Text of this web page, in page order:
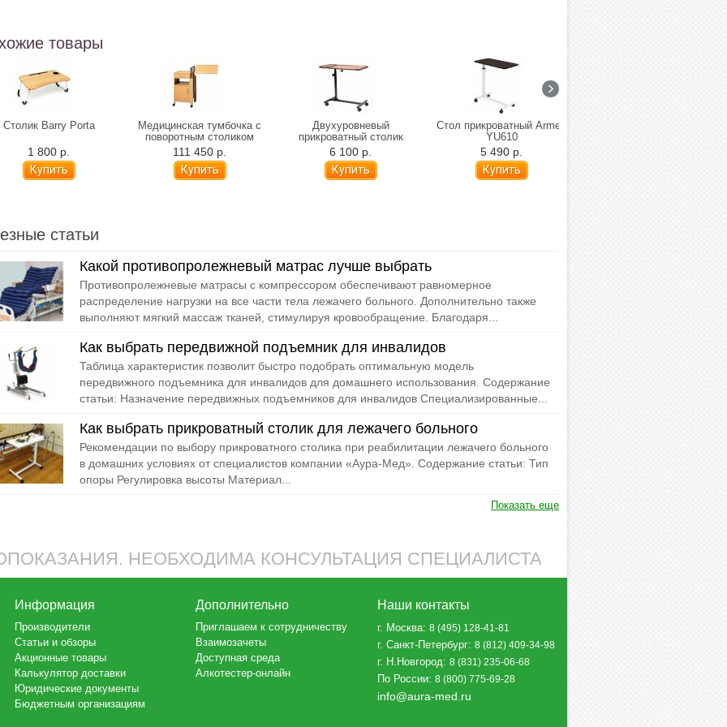
товары
Столик Barry Porta
1 800 р.
Медицинская тумбочка с
поворотным столиком
Burmeier Cherusker
111 450 р.
Двухуровневый
прикроватный столик
Ortonica СП 1250
6 100 р.
Стол прикроватный Armed
YU610
5 490 р.
статьи
Какой противопролежневый матрас лучше выбрать
Противопролежневые матрасы с компрессором обеспечивают равномерное
распределение нагрузки на все части тела лежачего больного. Дополнительно также
выполняют мягкий массаж тканей, стимулируя кровообращение. Благодаря...
Как выбрать передвижной подъемник для инвалидов
Таблица характеристик позволит быстро подобрать оптимальную модель
передвижного подъемника для инвалидов для домашнего использования. Содержание
статьи: Назначение передвижных подъемников для инвалидов Специализированные...
Как выбрать прикроватный столик для лежачего больного
Рекомендации по выбору прикроватного столика при реабилитации лежачего больного
в домашних условиях от специалистов компании «Аура-Мед». Содержание статьи: Тип
опоры Регулировка высоты Материал...
Показать еще
НЕОБХОДИМА КОНСУЛЬТАЦИЯ СПЕЦИАЛИСТА
Информация
Производители
Статьи и обзоры
Акционные товары
Калькулятор доставки
Юридические документы
Бюджетным организациям
Дополнительно
Приглашаем к сотрудничеству
Взаимозачеты
Доступная среда
Алкотестер-онлайн
Наши контакты
г. Москва:8 (495) 128-41-81
г. Санкт-Петербург:8 (812) 409-34-98
г. Н.Новгород:8 (831) 235-06-68
По России:8 (800) 775-69-28
info@aura-med.ru